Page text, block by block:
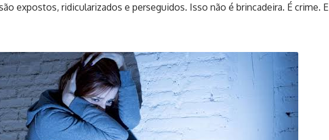
expostos, ridicularizados e perseguidos. Isso não é brincadeira. É crime. E